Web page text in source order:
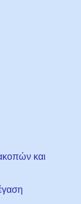
και